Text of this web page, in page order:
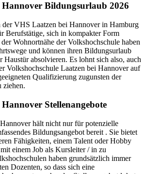
Bildungsurlaub 2026
VHS Laatzen bei Hannover in Hamburg
Berufstätige, sich in kompakter Form
Wohnortnähe der Volkshochschule haben
und können ihren Bildungsurlaub
Haustür absolvieren. Es lohnt sich also, auch
Volkshochschule Laatzen bei Hannover auf
Qualifizierung zugunsten der
ziehen.
Stellenangebote
hält nicht nur für potenzielle
Bildungsangebot bereit . Sie bietet
Fähigkeiten, einem Talent oder Hobby
einem Job als Kursleiter / in zu
haben grundsätzlich immer
Dozenten, so dass sich eine